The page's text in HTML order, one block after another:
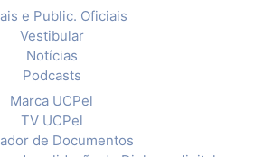
e Public. Oficiais
Vestibular
Notícias
Podcasts
Marca UCPel
TV UCPel
de Documentos